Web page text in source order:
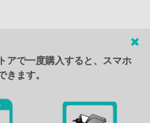
アで一度購入すると、スマホ
きます。